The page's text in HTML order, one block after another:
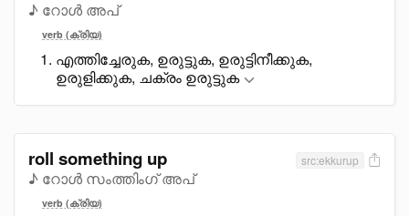
♪ റോൾ അപ്
verb (ക്രിയ)
എത്തിച്ചേരുക, ഉരുട്ടുക, ഉരുട്ടിനീക്കുക,
ഉരുളിക്കുക, ചക്രം ഉരുട്ടുക
roll something up
♪ റോൾ സംത്തിംഗ് അപ്
src:ekkurup
verb (ക്രിയ)